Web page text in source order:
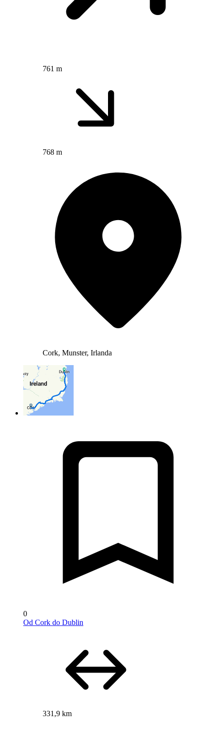
761 m
768 m
Cork, Munster, Irlanda
0
Od Cork do Dublin
331,9 km